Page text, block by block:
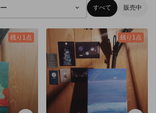
すべて 販売中
残り1点 残り1点